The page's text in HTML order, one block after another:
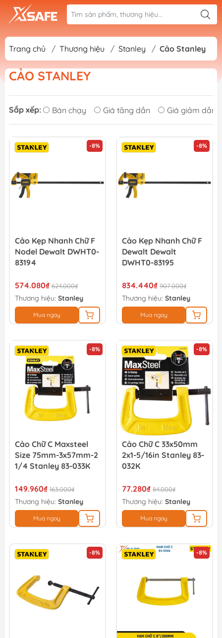
Trang chủ / Thương hiệu / Stanley / Cảo Stanley
CẢO STANLEY
Sắp xếp: Bán chạy Giá tăng dần Giá giảm dần
-8%
Cảo Kẹp Nhanh Chữ F
Nodel Dewalt DWHT0-
83194
574.080₫ 624.000₫
Thương hiệu: Stanley
Mua ngay
-8%
Cảo Kẹp Nhanh Chữ F
Dewalt Dewalt
DWHT0-83195
834.440₫ 907.000₫
Thương hiệu: Stanley
Mua ngay
-8%
Cảo Chữ C Maxsteel
Size 75mm-3x57mm-2
1/4 Stanley 83-033K
149.960₫ 163.000₫
Thương hiệu: Stanley
Mua ngay
-8%
Cảo Chữ C 33x50mm
2x1-5/16in Stanley 83-
032K
77.280₫ 84.000₫
Thương hiệu: Stanley
Mua ngay
-8% -8%